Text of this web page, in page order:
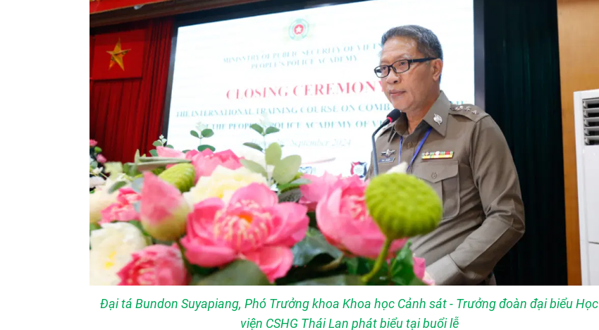
Đại tá Bundon Suyapiang, Phó Trưởng khoa Khoa học Cảnh sát - Trưởng đoàn đại biểu Học
viện CSHG Thái Lan phát biểu tại buổi lễ